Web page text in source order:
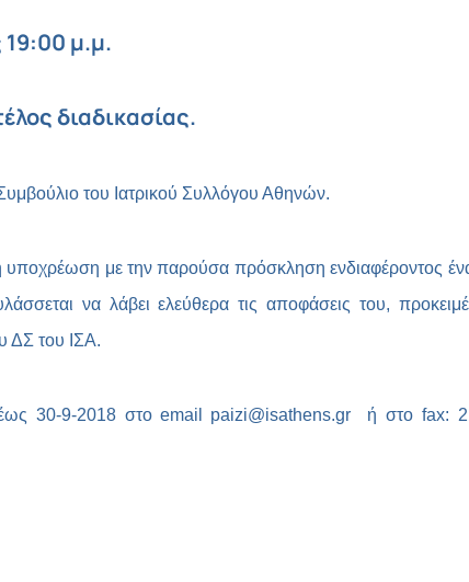
19:00 μ.μ.
διαδικασίας.
του Ιατρικού Συλλόγου Αθηνών.
με την παρούσα πρόσκληση ενδιαφέροντος
να λάβει ελεύθερα τις αποφάσεις του,
ΔΣ του ΙΣΑ.
έως 30-9-2018 στοemail paizi@isathens.gr ή στο fax: